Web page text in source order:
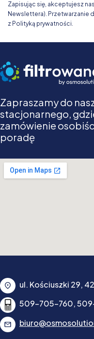
Zapisując się, akceptujesz
Newslettera). Przetwarzanie
z Polityką prywatności.
Zapraszamy do
stacjonarnego,
zamówienie
poradę
509-705-760,
ul. Kościuszki 29,